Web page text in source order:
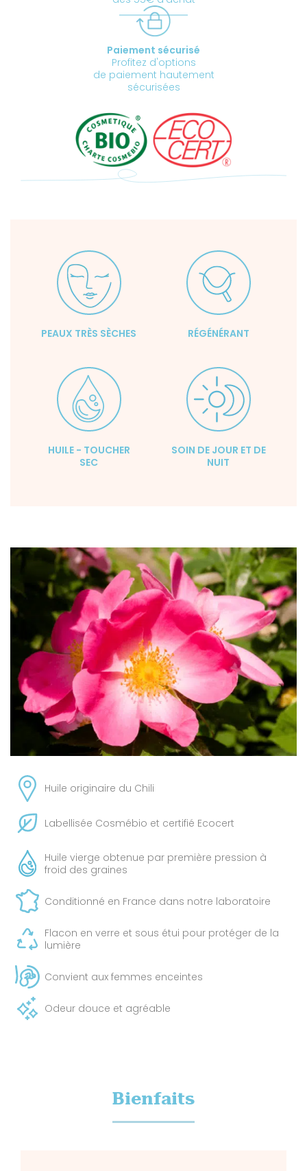
Paiement sécurisé
Profitez d'options
de paiement hautement
sécurisées
PEAUX TRÈS SÈCHES RÉGÉNÉRANT
HUILE - TOUCHER
SEC
SOIN DE JOUR ET DE
NUIT
Huile originaire du Chili
Labellisée Cosmébio et certifié Ecocert
Huile vierge obtenue par première pression à
froid des graines
Conditionné en France dans notre laboratoire
Flacon en verre et sous étui pour protéger de la
lumière
Convient aux femmes enceintes
Odeur douce et agréable
Bienfaits